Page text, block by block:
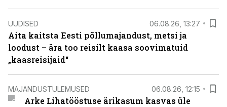
UUDISED 06.08.26, 13:27
Aita kaitsta Eesti põllumajandust, metsi ja
loodust – ära too reisilt kaasa soovimatuid
„kaasreisijaid“
MAJANDUSTULEMUSED 06.08.26, 12:15
Arke Lihatööstuse ärikasum kasvas üle